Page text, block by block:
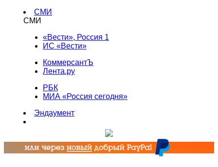
СМИ
СМИ
«Вести», Россия 1
ИС «Вести»
КоммерсантЪ
Лента.ру
РБК
МИА «Россия сегодня»
Эндаумент